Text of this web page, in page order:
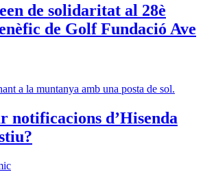
de solidaritat al 28è
de Golf Fundació Ave
notificacions d’Hisenda